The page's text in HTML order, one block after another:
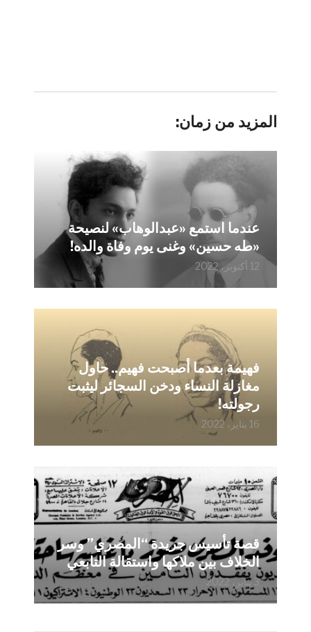
المزيد من زمان:
عندما استمع «عبدالوهاب» لنصيحة
«طه حسين» وغنى يوم وفاة والده!
12 أكتوبر، 2022
فهيمة بعدما أصبحت فهيم.. حاول
مغازلة النساء ودخن السجائر ليثبت
رجولته!
16 يناير، 2022
قصة تأسيس جريدة “المصري” وسر
الخلاف بين ملاكها واستقالة التابعي
3 يناير، 2022